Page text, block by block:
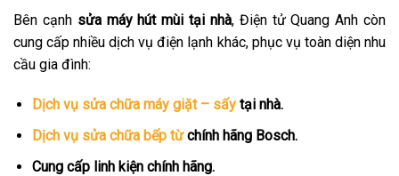
Bên cạnh sửa máy hút mùi tại nhà, Điện tử Quang Anh còn
cung cấp nhiều dịch vụ điện lạnh khác, phục vụ toàn diện nhu
cầu gia đình:
Dịch vụ sửa chữa máy giặt – sấytại nhà.
Dịch vụ sửa chữa bếp từchính hãng Bosch.
Cung cấp linh kiện chính hãng.